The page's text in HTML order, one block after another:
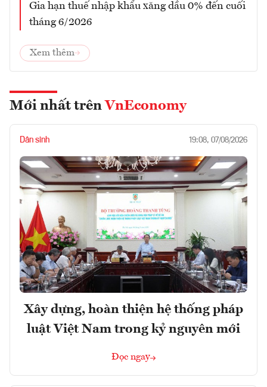
Gia hạn thuế nhập khẩu xăng dầu 0% đến cuối
tháng 6/2026
Xem thêm
Mới nhất trên VnEconomy
Dân sinh 19:08, 07/08/2026
Xây dựng, hoàn thiện hệ thống pháp
luật Việt Nam trong kỷ nguyên mới
Đọc ngay